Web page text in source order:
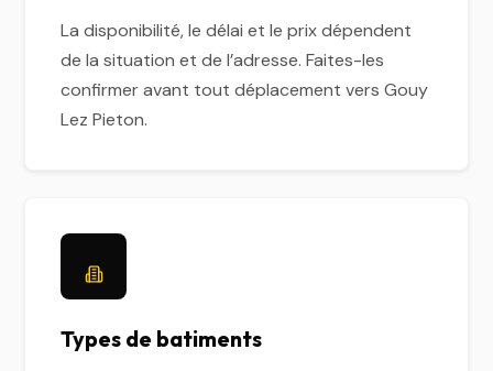
La disponibilité, le délai et le prix dépendent
de la situation et de l’adresse. Faites-les
confirmer avant tout déplacement vers Gouy
Lez Pieton.
Types de batiments